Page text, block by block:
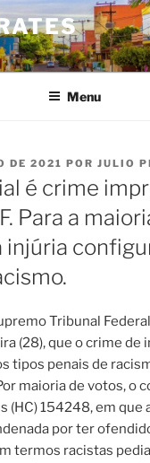
Menu
DE 2021 POR JULIO
é crime
Para a
injúria
Tribunal
(28), que o crime de
tipos penais de
maioria de votos, o
(HC) 154248, em que
por ter
termos racistas